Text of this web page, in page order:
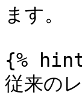
ます。
{%
従来の